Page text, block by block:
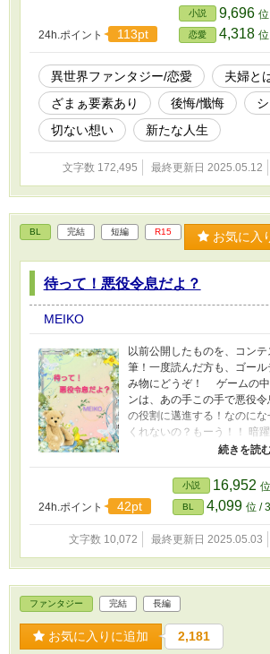
ず！そう思い続けて三年、変
続けている夫に私の心はズタ
もう楽になりたいわ…そう
然起こった事故により『私
ることに。この先は自分の好
そう心に誓ったけれど過去の
追い掛けてきて。果たしてそ
は？ R対象話には、『*』マ
お気を付け下さい。
24h.ポイント 113pt
小説 9,696
恋愛 4,318
異世界ファンタジー/恋愛
夫婦と
ざまぁ要素あり
後悔/懺悔
切ない想い
新たな人生
文字数 172,495 最終更新日 2025.05.12
BL 完結 短編 R15 お気に入
待って！悪役令息だよ？
MEIKO
以前公開したものを、コン
筆！一度読んだ方も、ゴー
み物にどうぞ！ ゲームの中
ンは、あの手この手で悪役
の役割に邁進する！なのに
くれないの？もーう！！ 暗
全く悪役としての役を果たし
ょろカワ受けと、婚約者の
子攻めのモダキュンの二人の
る！？ ※以前公開したものを
筆したものです。R15版
24h.ポイント 42pt
小説 16,952
BL 4,099 位 /
文字数 10,072 最終更新日 2025.05.03
ファンタジー 完結 長編
お気に入りに追加 2,181